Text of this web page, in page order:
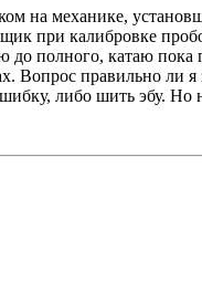
на механике,
при калибровке
полного, катаю пока
Вопрос правильно ли я
либо шить эбу. Но